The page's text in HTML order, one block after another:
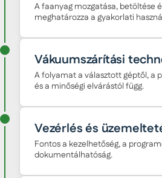
A faanyag mozgatása, betöltése
meghatározza a gyakorlati
Vákuumszárítási
A folyamat a választott géptől, a
és a minőségi elvárástól függ.
Vezérlés és
Fontos a kezelhetőség, a
dokumentálhatóság.